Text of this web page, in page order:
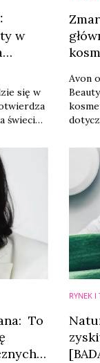
w
się w
świecie
w
aż po
Avon
niż
proc.
To
RYNEK I